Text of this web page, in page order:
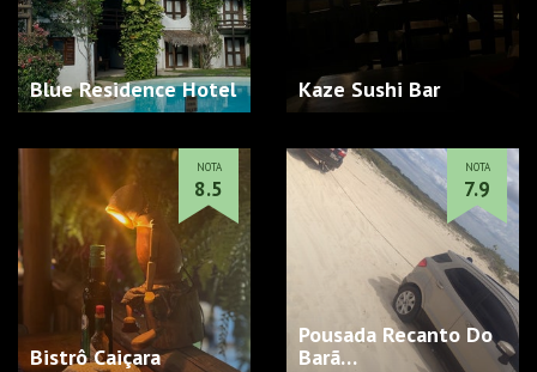
Blue Residence Hotel Kaze Sushi Bar
Bistrô Caiçara
NOTA
8.5
Pousada Recanto Do
Barã…
NOTA
7.9